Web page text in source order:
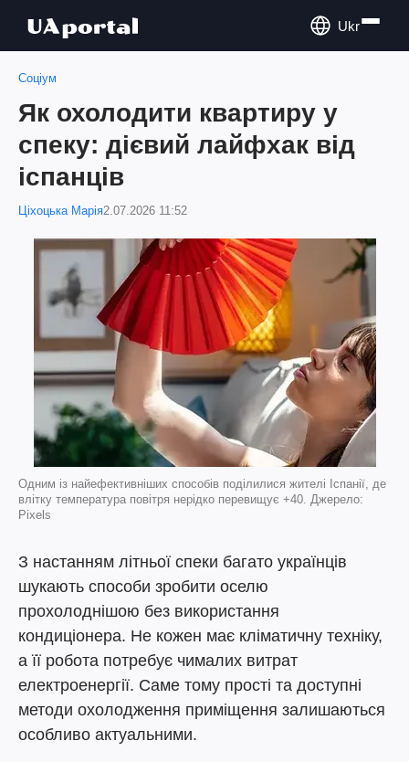
Ukr
Соціум
Як охолодити квартиру у
спеку: дієвий лайфхак від
іспанців
Ціхоцька Марія2.07.2026 11:52
Одним із найефективніших способів поділилися жителі Іспанії, де
влітку температура повітря нерідко перевищує +40. Джерело:
Pixels
З настанням літньої спеки багато українців
шукають способи зробити оселю
прохолоднішою без використання
кондиціонера. Не кожен має кліматичну техніку,
а її робота потребує чималих витрат
електроенергії. Саме тому прості та доступні
методи охолодження приміщення залишаються
особливо актуальними.